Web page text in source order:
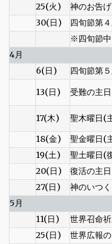
25(火)
神のお告げ
30(日)
四旬節第
※四旬節
4月
6(日)
四旬節第
13(日)
受難の主
17(木) 聖木曜日(
18(金)
聖金曜日(
19(土)
聖土曜日(
20(日)
復活の主日
27(日)
神のいつ
5月
11(日)
世界召命
25(日)
世界広報